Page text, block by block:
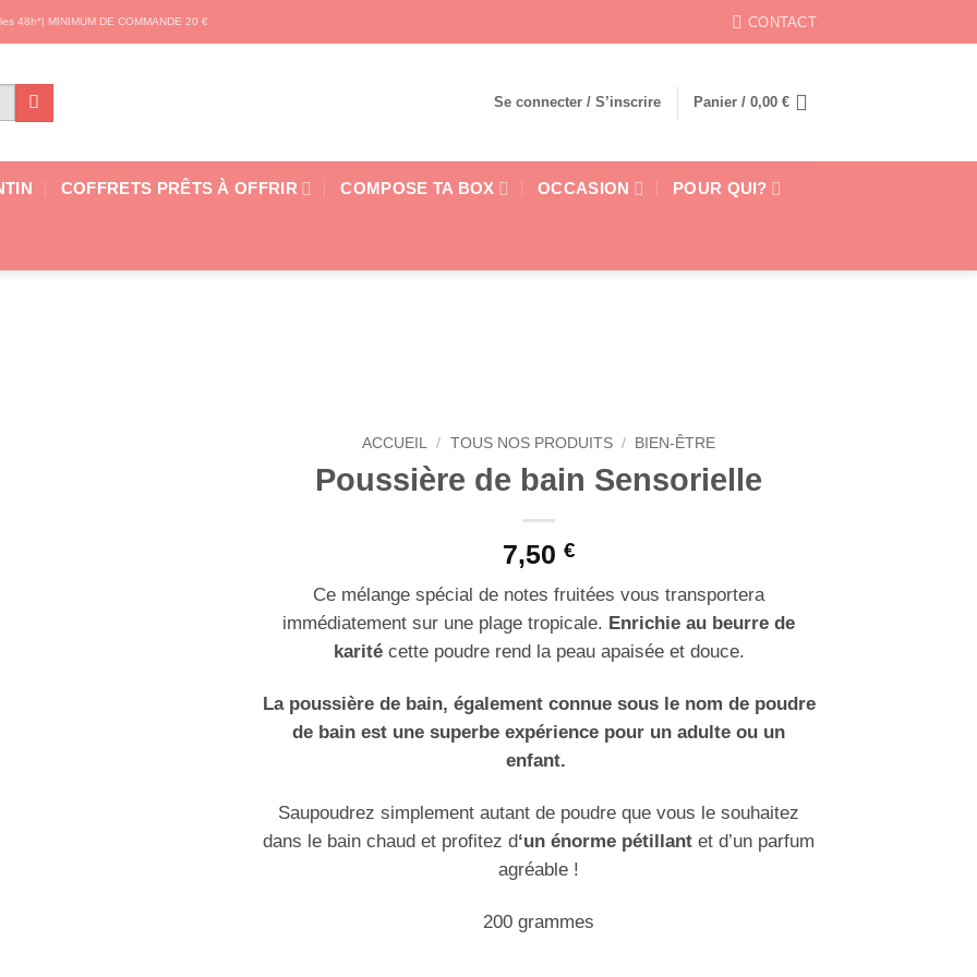
48h*| MINIMUM DE COMMANDE 20 € CONTACT
Se connecter / S’inscrire Panier / 0,00 €
COFFRETS PRÊTS À OFFRIR COMPOSE TA BOX OCCASION POUR QUI?
ACCUEIL / TOUS NOS PRODUITS / BIEN-ÊTRE
Poussière de bain Sensorielle
7,50 €
Ce mélange spécial de notes fruitées vous transportera
immédiatement sur une plage tropicale. Enrichie au beurre de
karitécette poudre rend la peau apaisée et douce.
La poussière de bain, également connue sous le nom de poudre
de bain est une superbe expérience pour un adulte ou un
enfant.
Saupoudrez simplement autant de poudre que vous le souhaitez
dans le bain chaud et profitez d‘un énorme pétillant et d’un parfum
agréable !
200 grammes